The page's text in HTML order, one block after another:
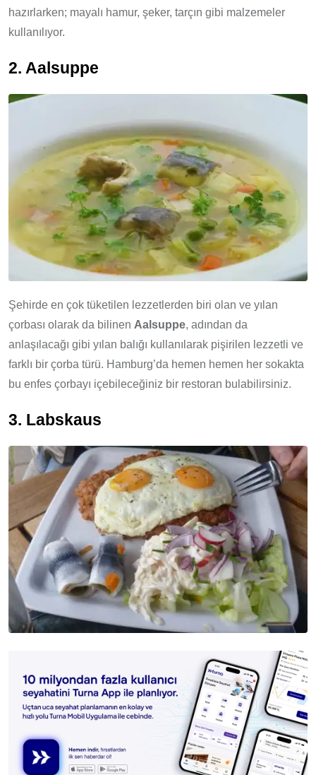
hazırlarken; mayalı hamur, şeker, tarçın gibi malzemeler
kullanılıyor.
2. Aalsuppe
Şehirde en çok tüketilen lezzetlerden biri olan ve yılan
çorbası olarak da bilinen Aalsuppe, adından da
anlaşılacağı gibi yılan balığı kullanılarak pişirilen lezzetli ve
farklı bir çorba türü. Hamburg’da hemen hemen her sokakta
bu enfes çorbayı içebileceğiniz bir restoran bulabilirsiniz.
3. Labskaus